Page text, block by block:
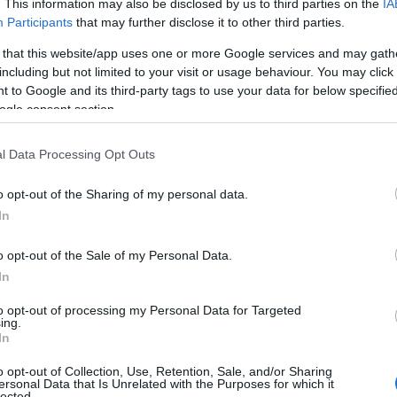
This information may also be disclosed by us to third parties on the
Participants that may further disclose it to other third parties.
that this website/app uses one or more Google services and may
but not limited to your visit or usage behaviour. You may
to Google and its third-party tags to use your data for below
consent section.
Data Processing Opt Outs
opt-out of the Sharing of my personal data.
opt-out of the Sale of my Personal Data.
opt-out of processing my Personal Data for Targeted
opt-out of Collection, Use, Retention, Sale, and/or Sharing
Data that Is Unrelated with the Purposes for which it
με ρυθμιστικές πινακίδες, με κίνδυνο
πεζούς.
News